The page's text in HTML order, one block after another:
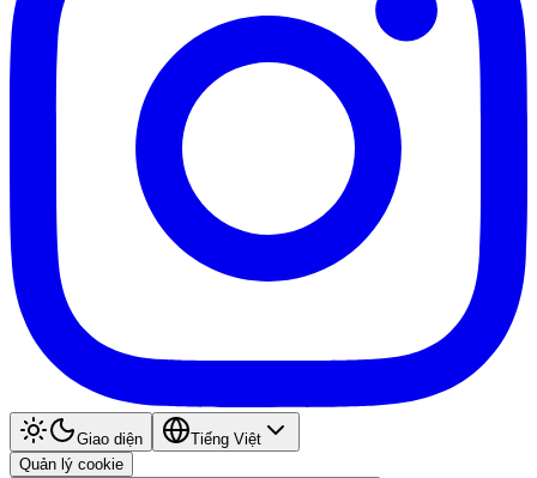
Giao diện
Tiếng Việt
Quản lý cookie